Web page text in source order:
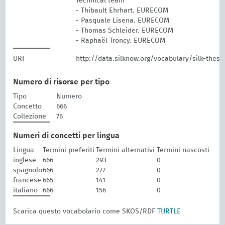
- Thibault Ehrhart. EURECOM
- Pasquale Lisena. EURECOM
- Thomas Schleider. EURECOM
- Raphaël Troncy. EURECOM
URI http://data.silknow.org/vocabulary/silk-
Numero di risorse per tipo
Tipo
Numero
Concetto
666
Collezione
76
Numeri di concetti per lingua
Lingua Termini preferiti Termini alternativi
Termini nascosti
inglese
666 293
0
spagnolo666 277
0
francese 665 141
0
italiano
666 156 0
Scarica questo vocabolario come SKOS/RDF TURTLE